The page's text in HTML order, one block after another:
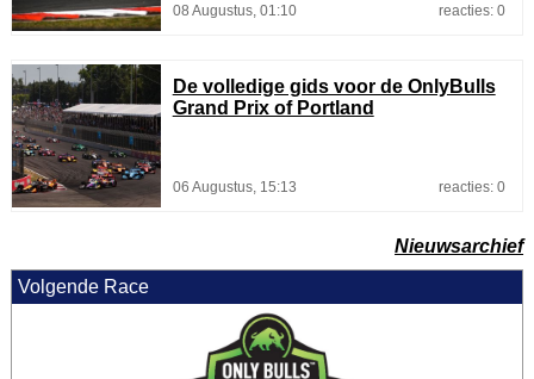
08 Augustus, 01:10 reacties: 0
De volledige gids voor de OnlyBulls
Grand Prix of Portland
06 Augustus, 15:13 reacties: 0
Nieuwsarchief
Volgende Race